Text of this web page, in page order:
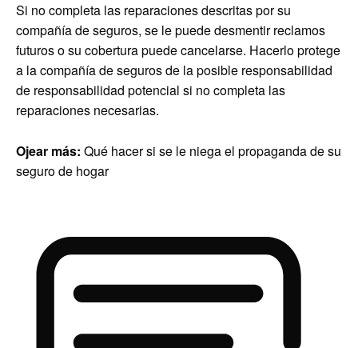
Si no completa las reparaciones descritas por su
compañía de seguros, se le puede desmentir reclamos
futuros o su cobertura puede cancelarse. Hacerlo protege
a la compañía de seguros de la posible responsabilidad
de responsabilidad potencial si no completa las
reparaciones necesarias.
Ojear más: Qué hacer si se le niega el propaganda de su
seguro de hogar